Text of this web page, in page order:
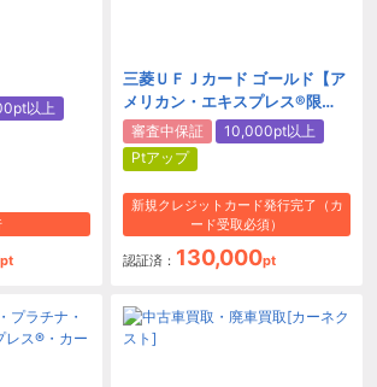
以上
pt
三菱ＵＦＪカード ゴールド【ア
メリカン・エキスプレス®限
定】
審査中保証
10,000pt以上
Ptアップ
新規クレジットカード発行完了（カ
ード受取必須）
認証済： 130,000pt